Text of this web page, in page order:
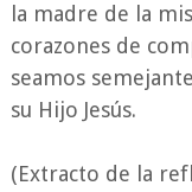
la madre de la
corazones de
seamos
su Hijo Jesús.
(Extracto de la